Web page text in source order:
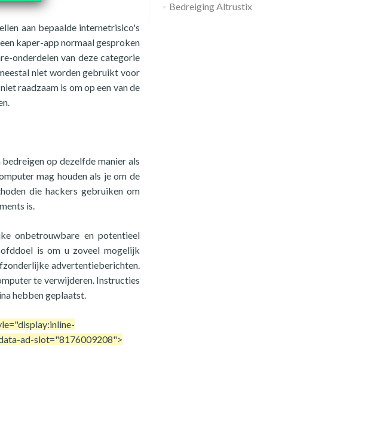
aan bepaalde internetrisico's
kaper-app normaal gesproken
onderdelen van deze categorie
niet worden gebruikt voor
raadzaam is om op een van de
op dezelfde manier als
mag houden als je om de
die hackers gebruiken om
is.
onbetrouwbare en potentieel
is om u zoveel mogelijk
advertentieberichten.
te verwijderen. Instructies
hebben geplaatst.
ad-slot="8176009208">
Bedreiging Altrustix